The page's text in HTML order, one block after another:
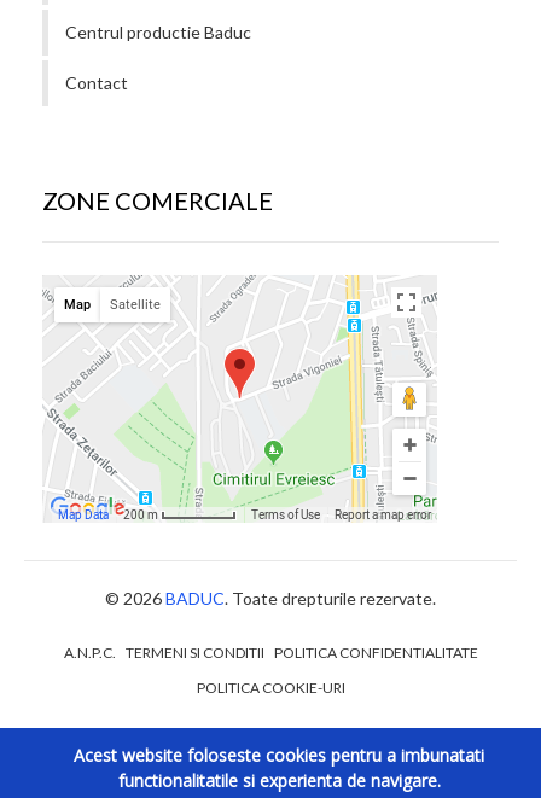
Centrul productie Baduc
Contact
ZONE COMERCIALE
© 2026BADUC. Toate drepturile rezervate.
A.N.P.C. TERMENI SI CONDITII POLITICA CONFIDENTIALITATE
POLITICA COOKIE-URI
Acest website foloseste cookies pentru a imbunatati
functionalitatile si experienta de navigare.